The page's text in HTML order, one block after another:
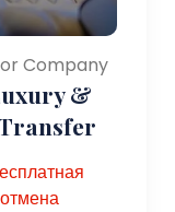
Company
&
отмена